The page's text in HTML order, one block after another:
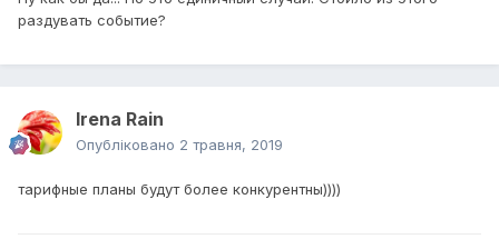
раздувать событие?
Irena Rain
Опубліковано 2 травня, 2019
тарифные планы будут более конкурентны))))